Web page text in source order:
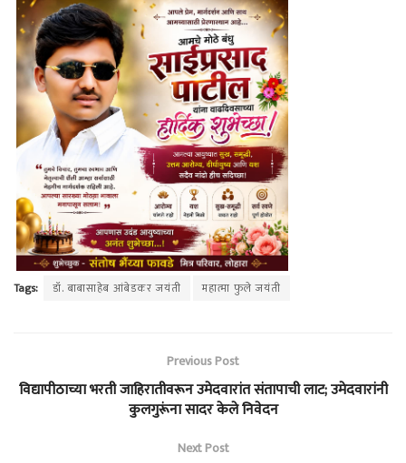
Tags: डॉ. बाबासाहेब आंबेडकर जयंती महात्मा फुले जयंती
Previous Post
विद्यापीठाच्या भरती जाहिरातीवरून उमेदवारांत संतापाची लाट; उमेदवारांनी
कुलगुरूंना सादर केले निवेदन
Next Post